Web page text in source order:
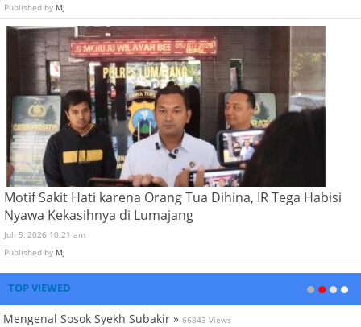
Published by MJ
Motif Sakit Hati karena Orang Tua Dihina, IR Tega Habisi
Nyawa Kekasihnya di Lumajang
Juli 5, 2026 10:21 am
Published by MJ
TOP VIEWED
Mengenal Sosok Syekh Subakir » 66843 Views